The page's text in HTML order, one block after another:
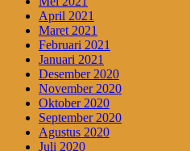
April 2021
Maret 2021
Februari 2021
Januari 2021
Desember 2020
November 2020
Oktober 2020
September 2020
Agustus 2020
Juli 2020